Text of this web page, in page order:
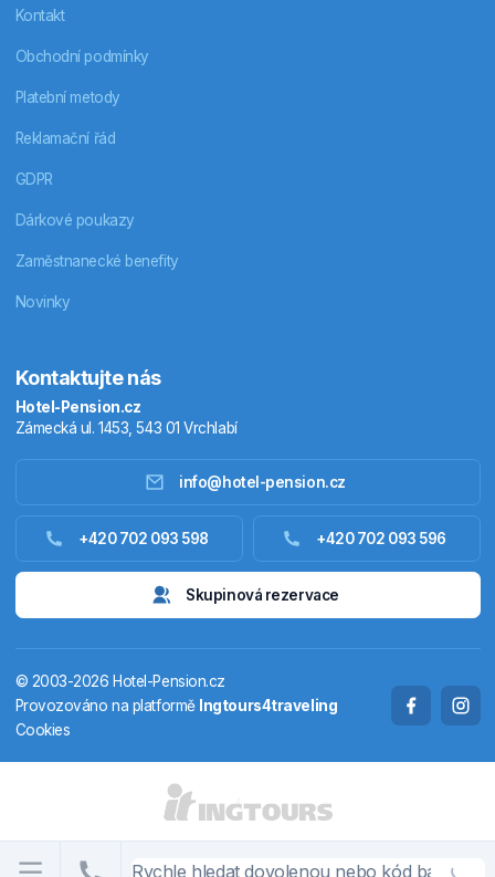
Ubytování zahraniční
Termály
Chaty a chalupy
DE
Kontakt
Obchodní podmínky
Platební metody
Reklamační řád
GDPR
Dárkové poukazy
Zaměstnanecké benefity
Novinky
Kontaktujte nás
Hotel-Pension.cz
Zámecká ul. 1453, 543 01 Vrchlabí
info@hotel-pension.cz
+420 702 093 598 +420 702 093 596
Skupinová rezervace
© 2003-2026 Hotel-Pension.cz
Provozováno na platformě Ingtours4traveling
Cookies